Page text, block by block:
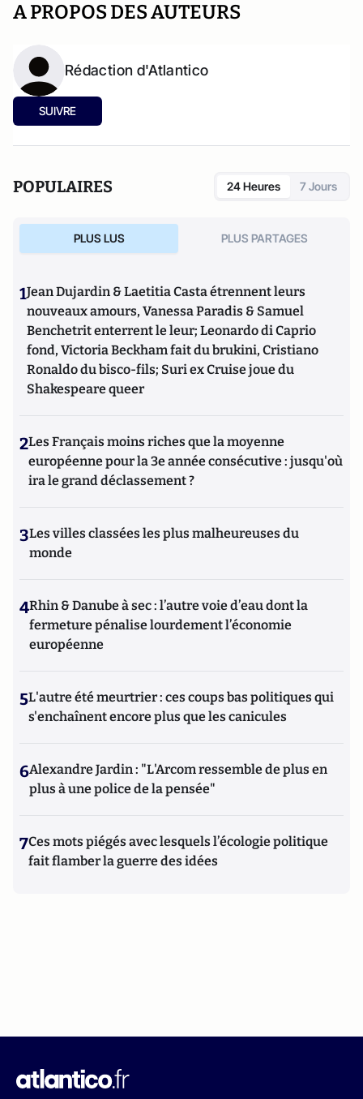
A PROPOS DES AUTEURS
Rédaction d'Atlantico
SUIVRE
POPULAIRES 24 Heures 7 Jours
PLUS LUS PLUS PARTAGES
1Jean Dujardin & Laetitia Casta étrennent leurs
nouveaux amours, Vanessa Paradis & Samuel
Benchetrit enterrent le leur; Leonardo di Caprio
fond, Victoria Beckham fait du brukini, Cristiano
Ronaldo du bisco-fils; Suri ex Cruise joue du
Shakespeare queer
2Les Français moins riches que la moyenne
européenne pour la 3e année consécutive : jusqu'où
ira le grand déclassement ?
3Les villes classées les plus malheureuses du
monde
4Rhin & Danube à sec : l’autre voie d’eau dont la
fermeture pénalise lourdement l’économie
européenne
5L'autre été meurtrier : ces coups bas politiques qui
s'enchaînent encore plus que les canicules
6Alexandre Jardin : "L'Arcom ressemble de plus en
plus à une police de la pensée"
7Ces mots piégés avec lesquels l’écologie politique
fait flamber la guerre des idées